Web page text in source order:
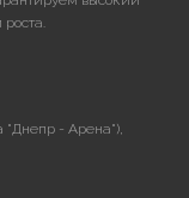
"Днепр - Арена"),